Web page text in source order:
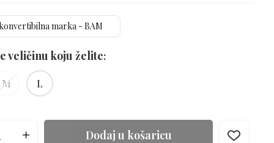
marka - BAM
veličinu koju želite
M L
Dodaj u košaricu